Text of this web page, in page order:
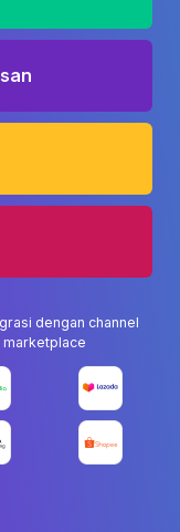
dengan channel
marketplace